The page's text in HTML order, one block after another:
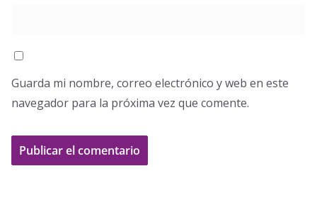
Guarda mi nombre, correo electrónico y web en este
navegador para la próxima vez que comente.